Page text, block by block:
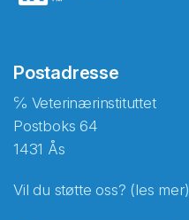
Postadresse
℅ Veterinærinstituttet
Postboks 64
1431 Ås
Vil du støtte oss? (les mer)